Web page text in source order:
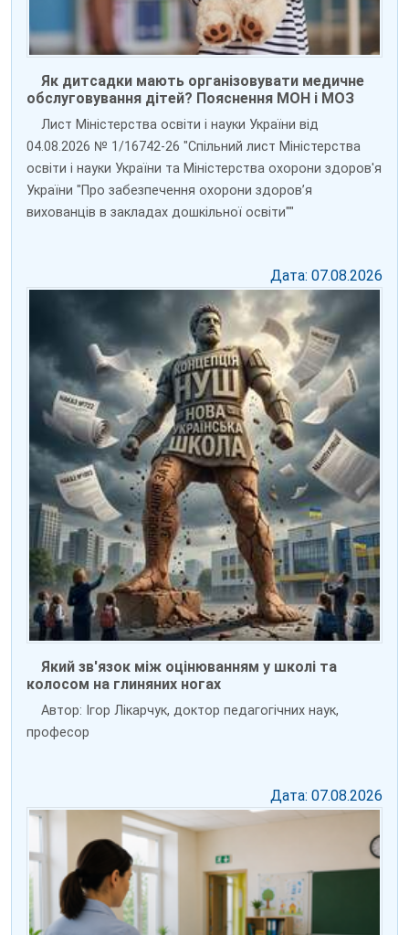
Як дитсадки мають організовувати медичне
обслуговування дітей? Пояснення МОН і МОЗ
Лист Міністерства освіти і науки України від
04.08.2026 № 1/16742-26 "Спільний лист Міністерства
освіти і науки України та Міністерства охорони здоров'я
України "Про забезпечення охорони здоров’я
вихованців в закладах дошкільної освіти""
Дата: 07.08.2026
Який зв'язок між оцінюванням у школі та
колосом на глиняних ногах
Автор: Ігор Лікарчук, доктор педагогічних наук,
професор
Дата: 07.08.2026